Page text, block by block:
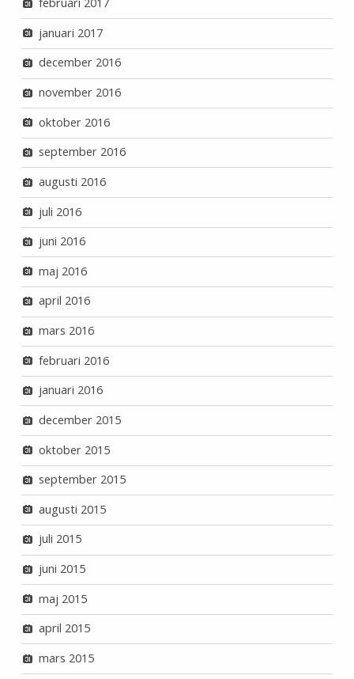
januari 2017
december 2016
november 2016
oktober 2016
september 2016
augusti 2016
juli 2016
juni 2016
maj 2016
april 2016
mars 2016
februari 2016
januari 2016
december 2015
oktober 2015
september 2015
augusti 2015
juli 2015
juni 2015
maj 2015
april 2015
mars 2015